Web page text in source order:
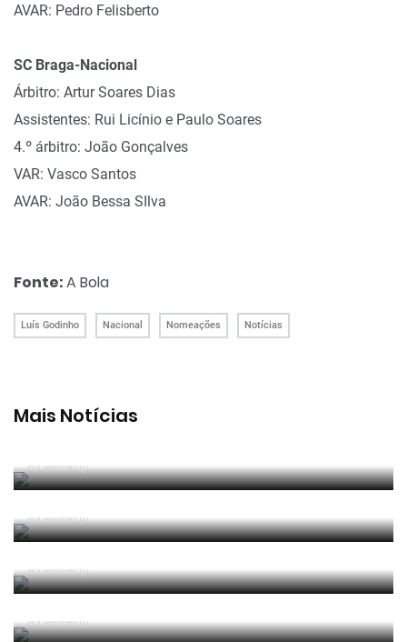
AVAR: Pedro Felisberto
SC Braga-Nacional
Árbitro: Artur Soares Dias
Assistentes: Rui Licínio e Paulo Soares
4.º árbitro: João Gonçalves
VAR: Vasco Santos
AVAR: João Bessa SIlva
Fonte:A Bola
Luís Godinho Nacional Nomeações Notícias
Mais Notícias
Por RefereeTip
João Pinheiro nomeado pela FIFA para o Mundial
Por RefereeTip
APAF espera que câmaras corporais possam
Por RefereeTip
Vídeo: árbitro assistente ensina Calafiori a... fazer
Por RefereeTip